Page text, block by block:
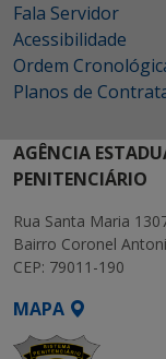
Fala Servidor
Acessibilidade
Ordem
Planos de
AGÊNCIA
PENITENCIÁRIO
Rua Santa Maria
Bairro Coronel
CEP: 79011-190
MAPA